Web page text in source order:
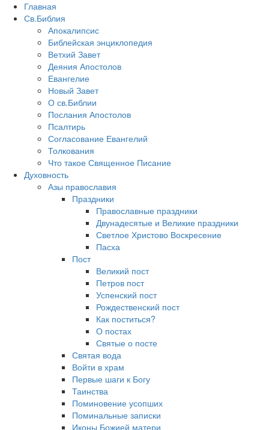
Главная
Св.Библия
Апокалипсис
Библейская энциклопедия
Ветхий Завет
Деяния Апостолов
Евангелие
Новый Завет
О св.Библии
Послания Апостолов
Псалтирь
Согласование Евангелий
Толкования
Что такое Священное Писание
Духовность
Азы православия
Праздники
Православные праздники
Двунадесятые и Великие праздники
Светлое Христово Воскресение
Пасха
Пост
Великий пост
Петров пост
Успенский пост
Рождественский пост
Как поститься?
О постах
Святые о посте
Святая вода
Войти в храм
Первые шаги к Богу
Таинства
Поминовение усопших
Поминальные записки
Иконы Божией матери